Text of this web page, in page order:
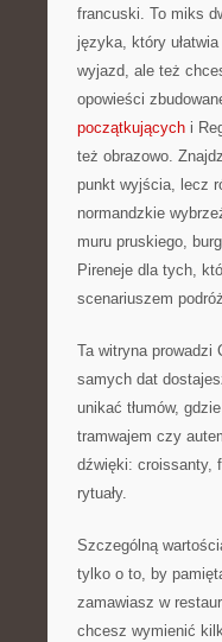
francuski. To miks
języka, który
wyjazd, ale też
opowieści
początkujących i
też obrazowo.
punkt wyjścia, lecz
normandzkie
muru pruskiego,
Pireneje dla tych,
scenariuszem
Ta witryna prowadzi
samych dat
unikać tłumów,
tramwajem czy
dźwięki: croissanty,
rytuały.
Szczególną
tylko o to, by
zamawiasz w
chcesz wymienić